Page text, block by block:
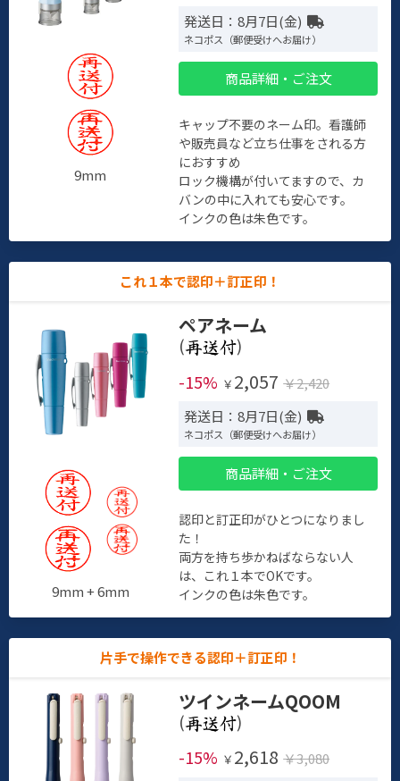
9mm
発送日：8月7日(金)
ネコポス（郵便受けへお届け）
商品詳細・ご注文
キャップ不要のネーム印。看護師
や販売員など立ち仕事をされる方
におすすめ
ロック機構が付いてますので、カ
バンの中に入れても安心です。
インクの色は朱色です。
これ１本で認印＋訂正印！
9mm + 6mm
ペアネーム
(
)
-15% ￥ 2,057 ￥2,420
発送日：8月7日(金)
ネコポス（郵便受けへお届け）
商品詳細・ご注文
認印と訂正印がひとつになりまし
た！
両方を持ち歩かねばならない人
は、これ１本でOKです。
インクの色は朱色です。
片手で操作できる認印＋訂正印！
ツインネームQOOM
(
)
-15% ￥ 2,618 ￥3,080